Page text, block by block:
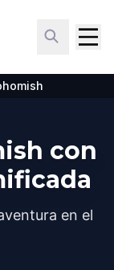
con
en el